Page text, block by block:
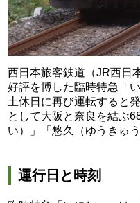
西日本旅客鉄道（JR西日
好評を博した臨時特急「
土休日に再び運転すると
として大阪と奈良を結ぶ
い）」「悠久（ゆうきゅ
運行日と時刻